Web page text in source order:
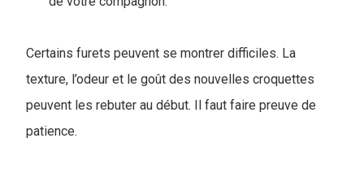
Certains furets peuvent se montrer difficiles. La
texture, l’odeur et le goût des nouvelles croquettes
peuvent les rebuter au début. Il faut faire preuve de
patience.